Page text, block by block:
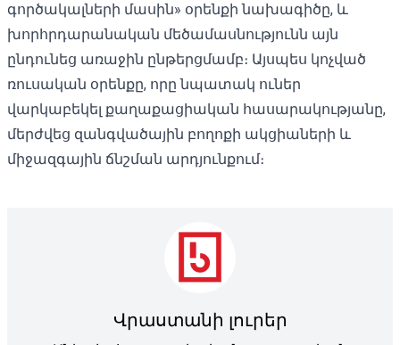
գործակալների մասին» օրենքի նախագիծը, և
խորհրդարանական մեծամասնությունն այն
ընդունեց առաջին ընթերցմամբ։ Այսպես կոչված
ռուսական օրենքը, որը նպատակ ուներ
վարկաբեկել քաղաքացիական հասարակությանը,
մերժվեց զանգվածային բողոքի ակցիաների և
միջազգային ճնշման արդյունքում։
Վրաստանի լուրեր